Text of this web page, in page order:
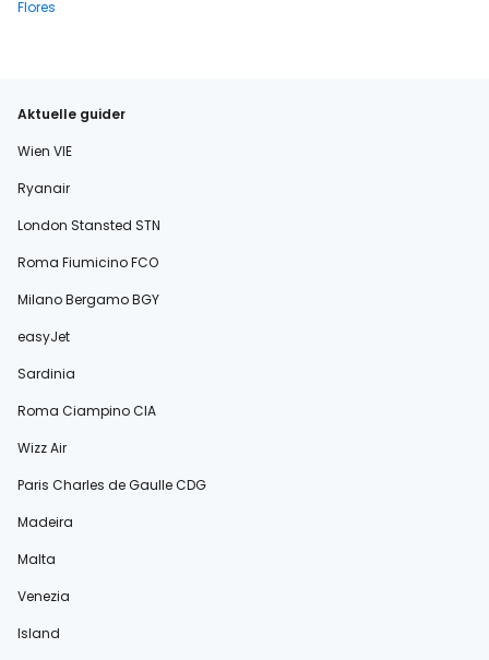
Flores
Aktuelle guider
Wien VIE
Ryanair
London Stansted STN
Roma Fiumicino FCO
Milano Bergamo BGY
easyJet
Sardinia
Roma Ciampino CIA
Wizz Air
Paris Charles de Gaulle CDG
Madeira
Malta
Venezia
Island